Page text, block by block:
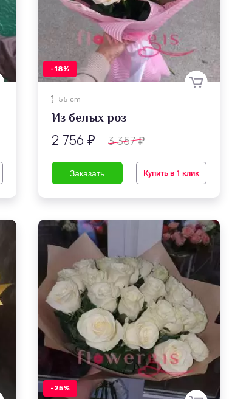
-18%
55 cm
Из белых роз
2 756 ₽ 3 357₽
Купить в 1 клик
-25%